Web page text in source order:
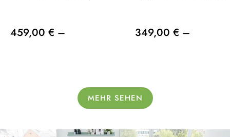
459,00 € – 349,00 € –
MEHR SEHEN